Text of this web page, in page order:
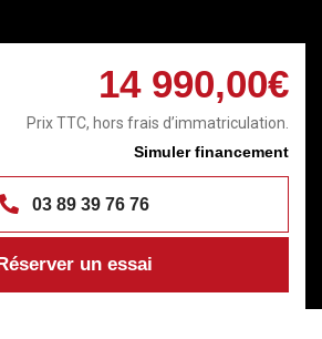
14 990,00€
Prix TTC, hors frais d’immatriculation.
Simuler financement
03 89 39 76 76
un essai